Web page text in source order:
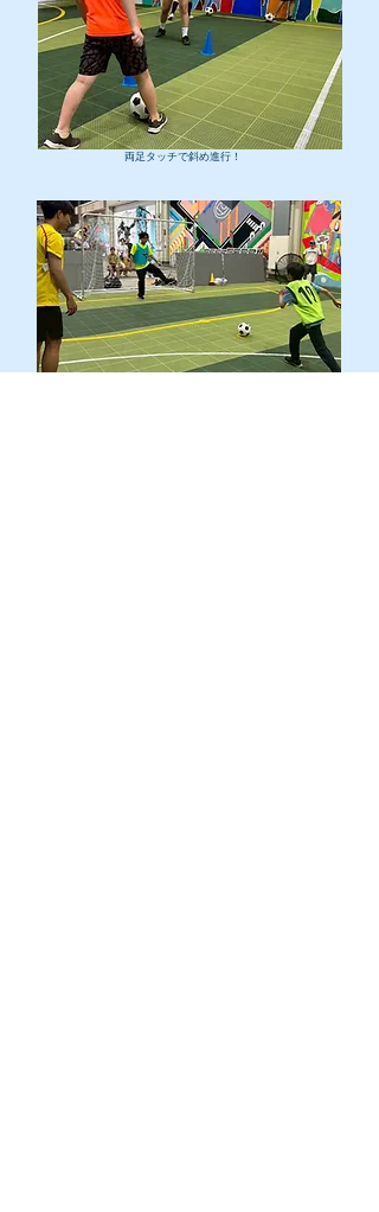
​両足タッチで斜め進行！